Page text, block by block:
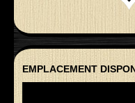
EMPLACEMENT